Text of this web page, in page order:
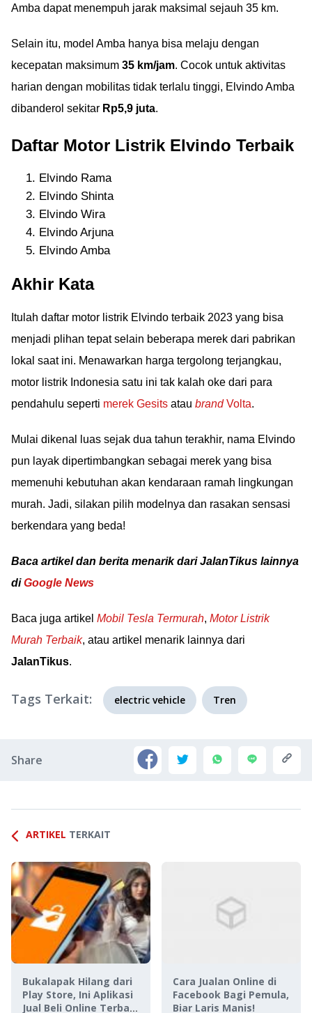
Amba dapat menempuh jarak maksimal sejauh 35 km.
Selain itu, model Amba hanya bisa melaju dengan
kecepatan maksimum 35 km/jam. Cocok untuk aktivitas
harian dengan mobilitas tidak terlalu tinggi, Elvindo Amba
dibanderol sekitar Rp5,9 juta.
Daftar Motor Listrik Elvindo Terbaik
Elvindo Rama
Elvindo Shinta
Elvindo Wira
Elvindo Arjuna
Elvindo Amba
Akhir Kata
Itulah daftar motor listrik Elvindo terbaik 2023 yang bisa
menjadi plihan tepat selain beberapa merek dari pabrikan
lokal saat ini. Menawarkan harga tergolong terjangkau,
motor listrik Indonesia satu ini tak kalah oke dari para
pendahulu seperti merek Gesits atau brandVolta.
Mulai dikenal luas sejak dua tahun terakhir, nama Elvindo
pun layak dipertimbangkan sebagai merek yang bisa
memenuhi kebutuhan akan kendaraan ramah lingkungan
murah. Jadi, silakan pilih modelnya dan rasakan sensasi
berkendara yang beda!
Baca artikel dan berita menarik dari JalanTikus lainnya
diGoogle News
Baca juga artikel Mobil Tesla Termurah, Motor Listrik
Murah Terbaik, atau artikel menarik lainnya dari
JalanTikus.
Tags Terkait: electric vehicle Tren
Share
ARTIKEL TERKAIT
Bukalapak Hilang dari
Play Store, Ini Aplikasi
Jual Beli Online Terbaik
Cara Jualan Online di
Facebook Bagi Pemula,
Biar Laris Manis!